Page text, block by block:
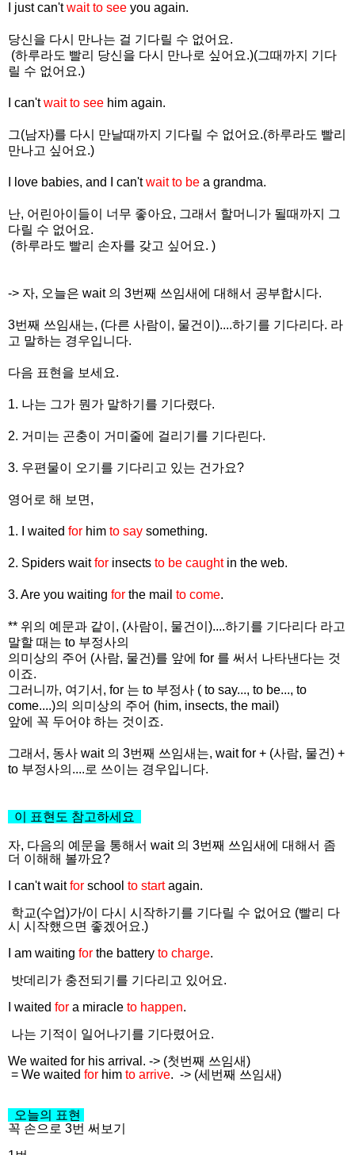
I just can'twait to see you again.
당신을 다시 만나는 걸 기다릴 수 없어요.
(하루라도 빨리 당신을 다시 만나로 싶어요.)(그때까지 기다
릴 수 없어요.)
I can'twait to see him again.
그(남자)를 다시 만날때까지 기다릴 수 없어요.(하루라도 빨리
만나고 싶어요.)
I love babies, and I can'twait to be a grandma.
난, 어린아이들이 너무 좋아요, 그래서 할머니가 될때까지 그
다릴 수 없어요.
(하루라도 빨리 손자를 갖고 싶어요. )
-> 자, 오늘은 wait 의 3번째 쓰임새에 대해서 공부합시다.
3번째 쓰임새는, (다른 사람이, 물건이)....하기를 기다리다. 라
고 말하는 경우입니다.
다음 표현을 보세요.
1. 나는 그가 뭔가 말하기를 기다렸다.
2. 거미는 곤충이 거미줄에 걸리기를 기다린다.
3. 우편물이 오기를 기다리고 있는 건가요?
영어로 해 보면,
1. I waited for him to say something.
2. Spiders waitfor insects to be caught in the web.
3. Are you waiting for the mail to come.
** 위의 예문과 같이, (사람이, 물건이)....하기를 기다리다 라고
말할 때는 to 부정사의
의미상의 주어 (사람, 물건)를 앞에 for 를 써서 나타낸다는 것
이죠.
그러니까, 여기서, for 는 to 부정사 ( to say..., to be..., to
come....)의 의미상의 주어 (him, insects, the mail)
앞에 꼭 두어야 하는 것이죠.
그래서, 동사 wait 의 3번째 쓰임새는, wait for + (사람, 물건) +
to 부정사의....로 쓰이는 경우입니다.
이 표현도 참고하세요
자, 다음의 예문을 통해서 wait 의 3번째 쓰임새에 대해서 좀
더 이해해 볼까요?
I can't waitfor school to startagain.
학교(수업)가/이 다시 시작하기를 기다릴 수 없어요 (빨리 다
시 시작했으면 좋겠어요.)
I am waiting for the battery to charge.
밧데리가 충전되기를 기다리고 있어요.
I waited for a miracle to happen.
나는 기적이 일어나기를 기다렸어요.
We waited for his arrival. -> (첫번째 쓰임새)
= We waited for him to arrive. -> (세번째 쓰임새)
오늘의 표현
꼭 손으로 3번 써보기